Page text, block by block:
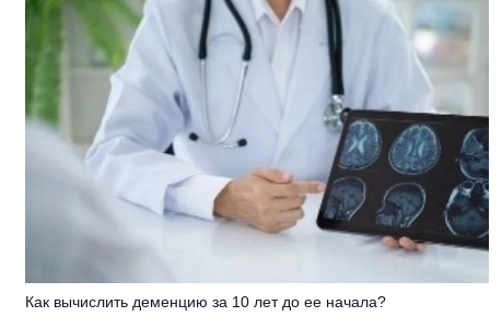
Как вычислить деменцию за 10 лет до ее начала?